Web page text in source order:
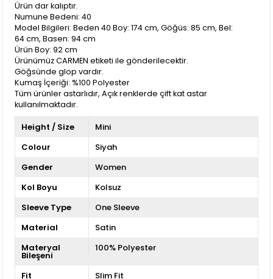
Ürün dar kalıptır.
Numune Bedeni: 40
Model Bilgileri: Beden 40 Boy: 174 cm, Göğüs: 85 cm, Bel:
64 cm, Basen: 94 cm
Ürün Boy: 92 cm
Ürünümüz CARMEN etiketi ile gönderilecektir.
Göğsünde glop vardır.
Kumaş İçeriği: %100 Polyester
Tüm ürünler astarlıdır, Açık renklerde çift kat astar
kullanılmaktadır.
Height / Size
Mini
Colour
Siyah
Gender
Women
Kol Boyu
Kolsuz
Sleeve Type
One Sleeve
Material
Satin
Materyal
Bileşeni
100% Polyester
Fit Slim Fit